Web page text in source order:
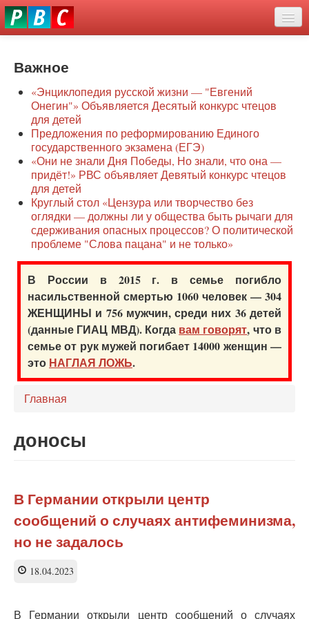
Перейти
к
О нас
Защита семей
Образование
Наше сопротивление
Регионы
Видео
Важное
«Энциклопедия русской жизни — "Евгений
Онегин"» Объявляется Десятый конкурс чтецов
для детей
Предложения по реформированию Единого
государственного экзамена (ЕГЭ)
«Они не знали Дня Победы, Но знали, что она —
придёт!» РВС объявляет Девятый конкурс чтецов
для детей
Круглый стол «Цензура или творчество без
оглядки — должны ли у общества быть рычаги для
сдерживания опасных процессов? О политической
проблеме "Слова пацана" и не только»
В России в 2015 г. в семье погибло
насильственной смертью 1060 человек — 304
ЖЕНЩИНЫ и 756 мужчин, среди них 36 детей
(данные ГИАЦ МВД). Когда вам говорят, что в
семье от рук мужей погибает 14000 женщин —
это НАГЛАЯ ЛОЖЬ.
Главная
доносы
В Германии открыли центр
сообщений о случаях антифеминизма,
но не задалось
18.04.2023
В Германии открыли центр сообщений о случаях